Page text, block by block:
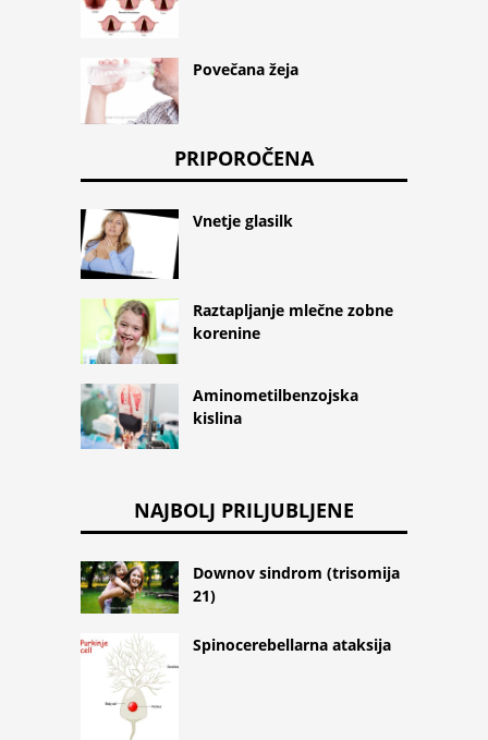
Povečana žeja
PRIPOROČENA
Vnetje glasilk
Raztapljanje mlečne zobne
korenine
Aminometilbenzojska
kislina
NAJBOLJ PRILJUBLJENE
Downov sindrom (trisomija
21)
Spinocerebellarna ataksija